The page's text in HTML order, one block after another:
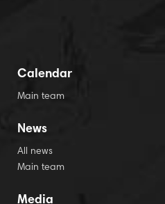
Calendar
Main team
News
All news
Main team
Media